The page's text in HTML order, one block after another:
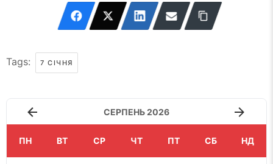
Tags: 7 СІЧНЯ
СЕРПЕНЬ 2026
ПН ВТ СР ЧТ ПТ СБ НД